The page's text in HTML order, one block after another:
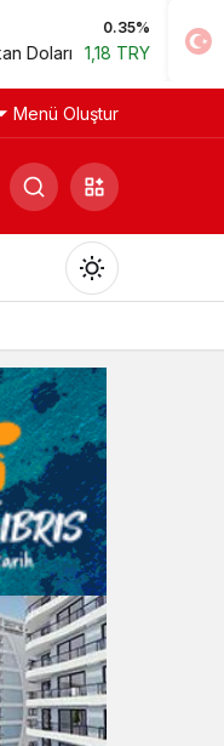
Bist 100 14.168,35
Menü Oluştur